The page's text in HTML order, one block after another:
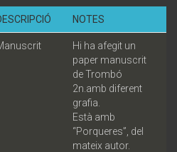
NOTES
Hi ha afegit un
paper manuscrit
de Trombó
2n.amb diferent
grafia.
Està amb
“Porqueres”, del
mateix autor.